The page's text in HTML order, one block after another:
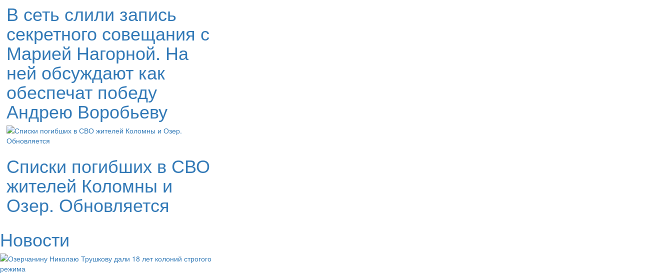
В сеть слили запись
секретного совещания с
Марией Нагорной. На
ней обсуждают как
обеспечат победу
Андрею Воробьеву
Списки погибших в СВО
жителей Коломны и
Озер. Обновляется
Новости